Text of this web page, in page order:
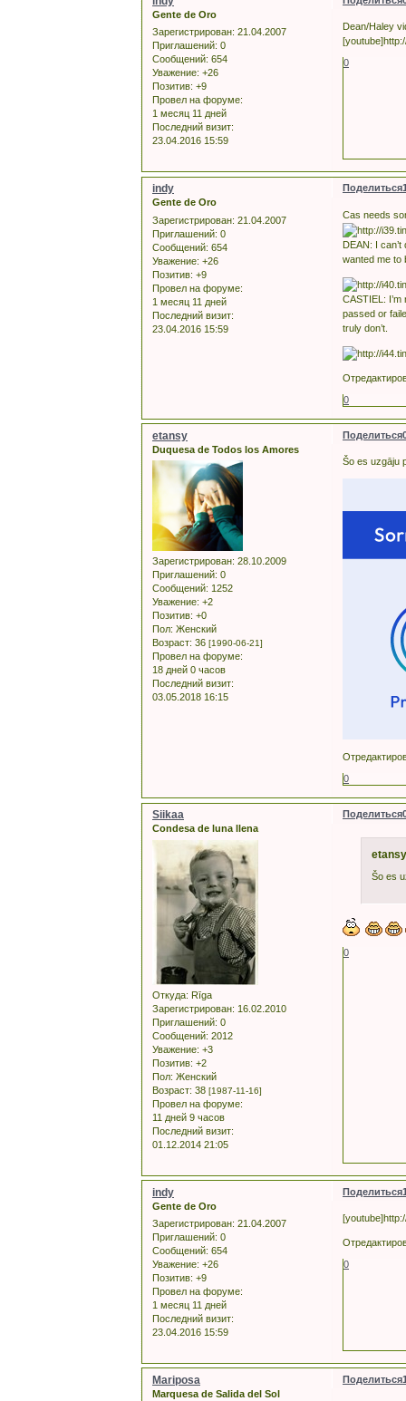
Gente de Oro
Зарегистрирован: 21.04.2007
Приглашений: 0
Сообщений: 654
Уважение: +26
Позитив: +9
Провел на форуме:
1 месяц 11 дней
Последний визит:
23.04.2016 15:59
Dean/Haley
0
Поделиться
indy
Gente de Oro
Зарегистрирован: 21.04.2007
Приглашений: 0
Сообщений: 654
Уважение: +26
Позитив: +9
Провел на форуме:
1 месяц 11 дней
Последний визит:
23.04.2016 15:59
Cas needs
DEAN: I can’t
wanted me to
CASTIEL:
passed or
truly don’t.
0
Поделиться
etansy
Duquesa de Todos los Amores
Зарегистрирован: 28.10.2009
Приглашений: 0
Сообщений: 1252
Уважение: +2
Позитив: +0
Пол: Женский
Возраст: 36 [1990-06-21]
Провел на форуме:
18 дней 0 часов
Последний визит:
03.05.2018 16:15
Šo es uzgāju
0
Поделиться
Siikaa
Condesa de luna llena
Откуда: Rīga
Зарегистрирован: 16.02.2010
Приглашений: 0
Сообщений: 2012
Уважение: +3
Позитив: +2
Пол: Женский
Возраст: 38 [1987-11-16]
Провел на форуме:
11 дней 9 часов
Последний визит:
01.12.2014 21:05
Šo es
0
Поделиться
indy
Gente de Oro
Зарегистрирован: 21.04.2007
Приглашений: 0
Сообщений: 654
Уважение: +26
Позитив: +9
Провел на форуме:
1 месяц 11 дней
Последний визит:
23.04.2016 15:59
0
Поделиться
Mariposa
Marquesa de Salida del Sol